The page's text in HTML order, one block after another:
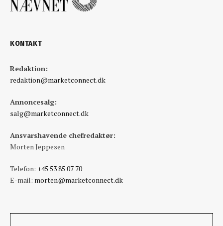
KONTAKT
Redaktion:
redaktion@marketconnect.dk
Annoncesalg:
salg@marketconnect.dk
Ansvarshavende chefredaktør:
Morten Jeppesen
Telefon: +45 53 85 07 70
E-mail: morten@marketconnect.dk